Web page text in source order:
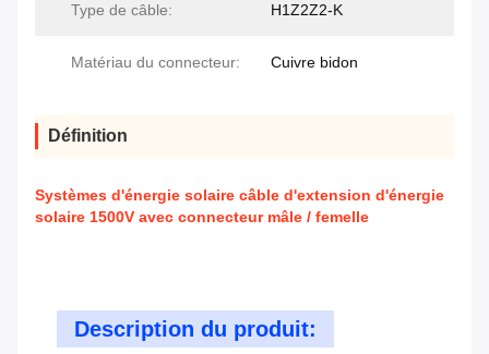
Type de câble: H1Z2Z2-K
Matériau du connecteur: Cuivre bidon
Définition
Systèmes d'énergie solaire câble d'extension d'énergie
solaire 1500V avec connecteur mâle / femelle
Description du produit: